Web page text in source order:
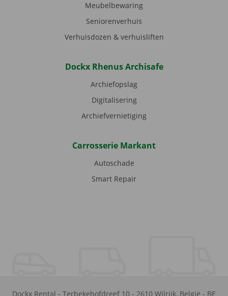
Meubelbewaring
Seniorenverhuis
Verhuisdozen & verhuisliften
Dockx Rhenus Archisafe
Archiefopslag
Digitalisering
Archiefvernietiging
Carrosserie Markant
Autoschade
Smart Repair
Dockx Rental - Terbekehofdreef 10 - 2610 Wilrijk, België - BE